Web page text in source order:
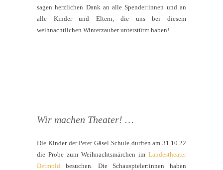
sagen herzlichen Dank an alle Spender:innen und an
alle Kinder und Eltern, die uns bei diesem
weihnachtlichen Winterzauber unterstützt haben!
Wir machen Theater! …
Die Kinder der Peter Gäsel Schule durften am 31.10.22
die Probe zum Weihnachtsmärchen im Landestheater
Detmold besuchen. Die Schauspieler:innen haben